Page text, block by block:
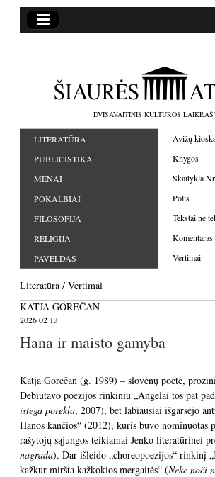
DVISAVAITINIS KULTŪROS
LITERATŪRA
PUBLICISTIKA
MENAI
POKALBIAI
FILOSOFIJA
RELIGIJA
PAVELDAS
Avižų
Knygos
Skaitykla
Polis
Tekstai ne
Komentaras
Vertimai
Literatūra / Vertimai
KATJA GOREČAN
2026 02 13
Hana ir maisto gamyba
Katja Gorečan (g. 1989) – slovėnų poetė,
Debiutavo poezijos rinkiniu „Angelai tos pat
istega porekla, 2007), bet labiausiai išgarsėjo
Hanos kančios“ (2012), kuris buvo nominuotas
rašytojų sąjungos teikiamai Jenko literatūrinei
nagrada). Dar išleido „choreopoezijos“ rinkinį
kažkur miršta kažkokios mergaitės“ (Neke noči